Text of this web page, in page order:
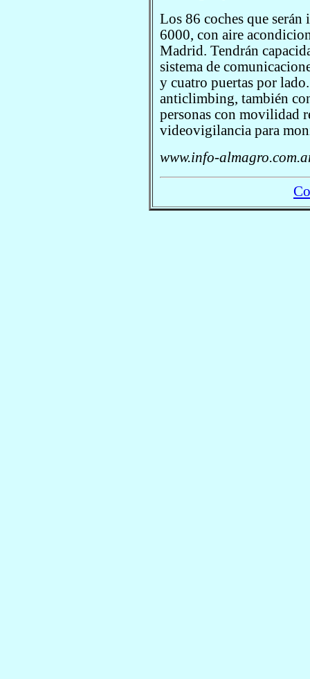
Los 86 coches que
6000, con aire
Madrid. Tendrán
sistema de
y cuatro puertas por
anticlimbing, también
personas con movilidad
videovigilancia para
www.info-